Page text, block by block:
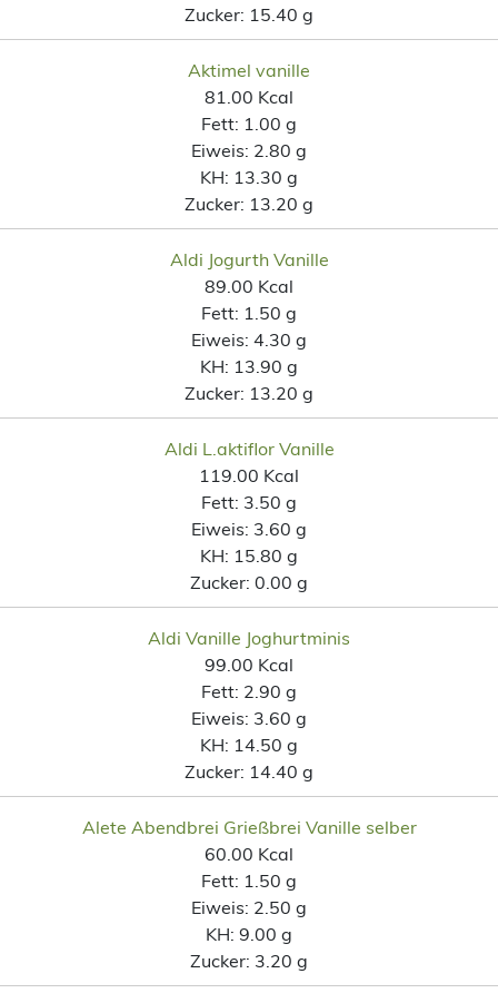
Zucker: 15.40 g
Aktimel vanille
81.00 Kcal
Fett: 1.00 g
Eiweis: 2.80 g
KH: 13.30 g
Zucker: 13.20 g
Aldi Jogurth Vanille
89.00 Kcal
Fett: 1.50 g
Eiweis: 4.30 g
KH: 13.90 g
Zucker: 13.20 g
Aldi L.aktiflor Vanille
119.00 Kcal
Fett: 3.50 g
Eiweis: 3.60 g
KH: 15.80 g
Zucker: 0.00 g
Aldi Vanille Joghurtminis
99.00 Kcal
Fett: 2.90 g
Eiweis: 3.60 g
KH: 14.50 g
Zucker: 14.40 g
Alete Abendbrei Grießbrei Vanille selber
60.00 Kcal
Fett: 1.50 g
Eiweis: 2.50 g
KH: 9.00 g
Zucker: 3.20 g